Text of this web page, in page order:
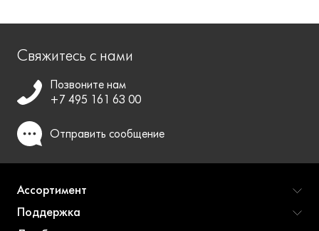
Свяжитесь с нами
Позвоните нам
+7 495 161 63 00
Отправить сообщение
Ассортимент
Поддержка